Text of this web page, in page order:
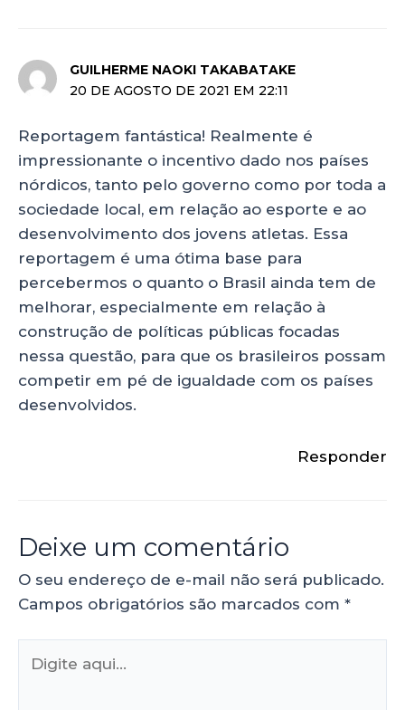
GUILHERME NAOKI TAKABATAKE
20 DE AGOSTO DE 2021 EM 22:11
Reportagem fantástica! Realmente é
impressionante o incentivo dado nos países
nórdicos, tanto pelo governo como por toda a
sociedade local, em relação ao esporte e ao
desenvolvimento dos jovens atletas. Essa
reportagem é uma ótima base para
percebermos o quanto o Brasil ainda tem de
melhorar, especialmente em relação à
construção de políticas públicas focadas
nessa questão, para que os brasileiros possam
competir em pé de igualdade com os países
desenvolvidos.
Responder
Deixe um comentário
O seu endereço de e-mail não será publicado.
Campos obrigatórios são marcados com *